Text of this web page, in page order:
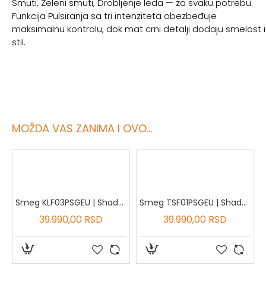
Smuti, Zeleni smuti, Drobljenje leda — za svaku potrebu.
Funkcija Pulsiranja sa tri intenziteta obezbeđuje
maksimalnu kontrolu, dok mat crni detalji dodaju smelost i
stil.
MOŽDA VAS ZANIMA I OVO...
Smeg KLF03PSGEU | Shade Green grejač za vodu
39.990,00 RSD
Smeg TSF01PSGEU | Shade Green toster sa dva otvora
39.990,00 RSD